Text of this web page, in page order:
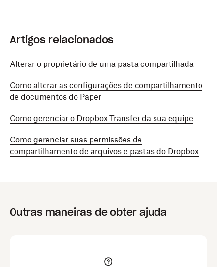
Artigos relacionados
Alterar o proprietário de uma pasta compartilhada
Como alterar as configurações de compartilhamento
de documentos do Paper
Como gerenciar o Dropbox Transfer da sua equipe
Como gerenciar suas permissões de
compartilhamento de arquivos e pastas do Dropbox
Outras maneiras de obter ajuda